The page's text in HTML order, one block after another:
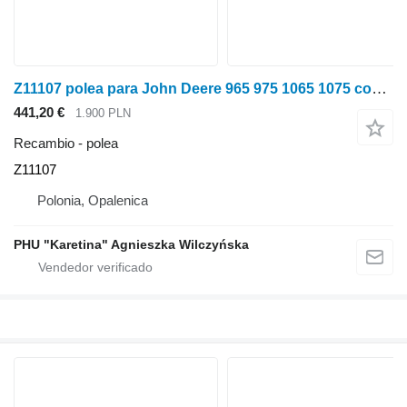
Z11107 polea para John Deere 965 975 1065 1075 cosechadora de cereales
441,20 € 1.900 PLN
Recambio - polea
Z11107
Polonia, Opalenica
PHU "Karetina" Agnieszka Wilczyńska